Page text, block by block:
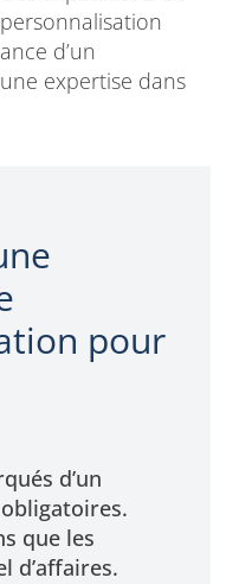
d’un
expertise dans
pour
d’un
que les
d’affaires.